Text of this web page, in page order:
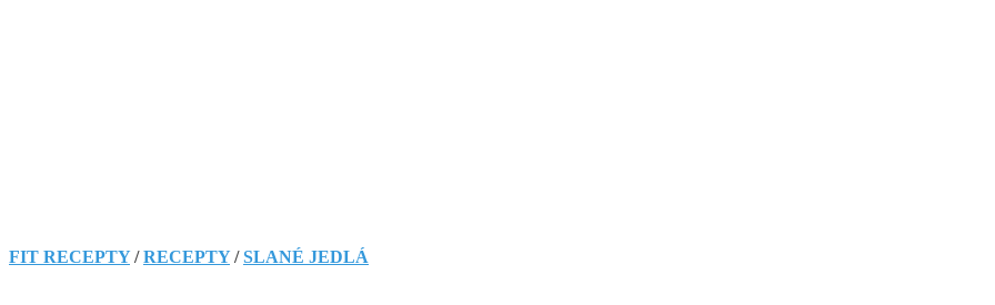
behom
FIT RECEPTY/RECEPTY/SLANÉ JEDLÁ